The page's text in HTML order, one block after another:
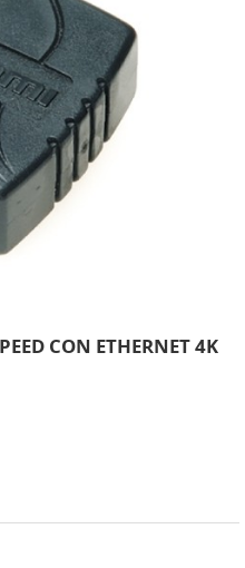
CON ETHERNET 4K